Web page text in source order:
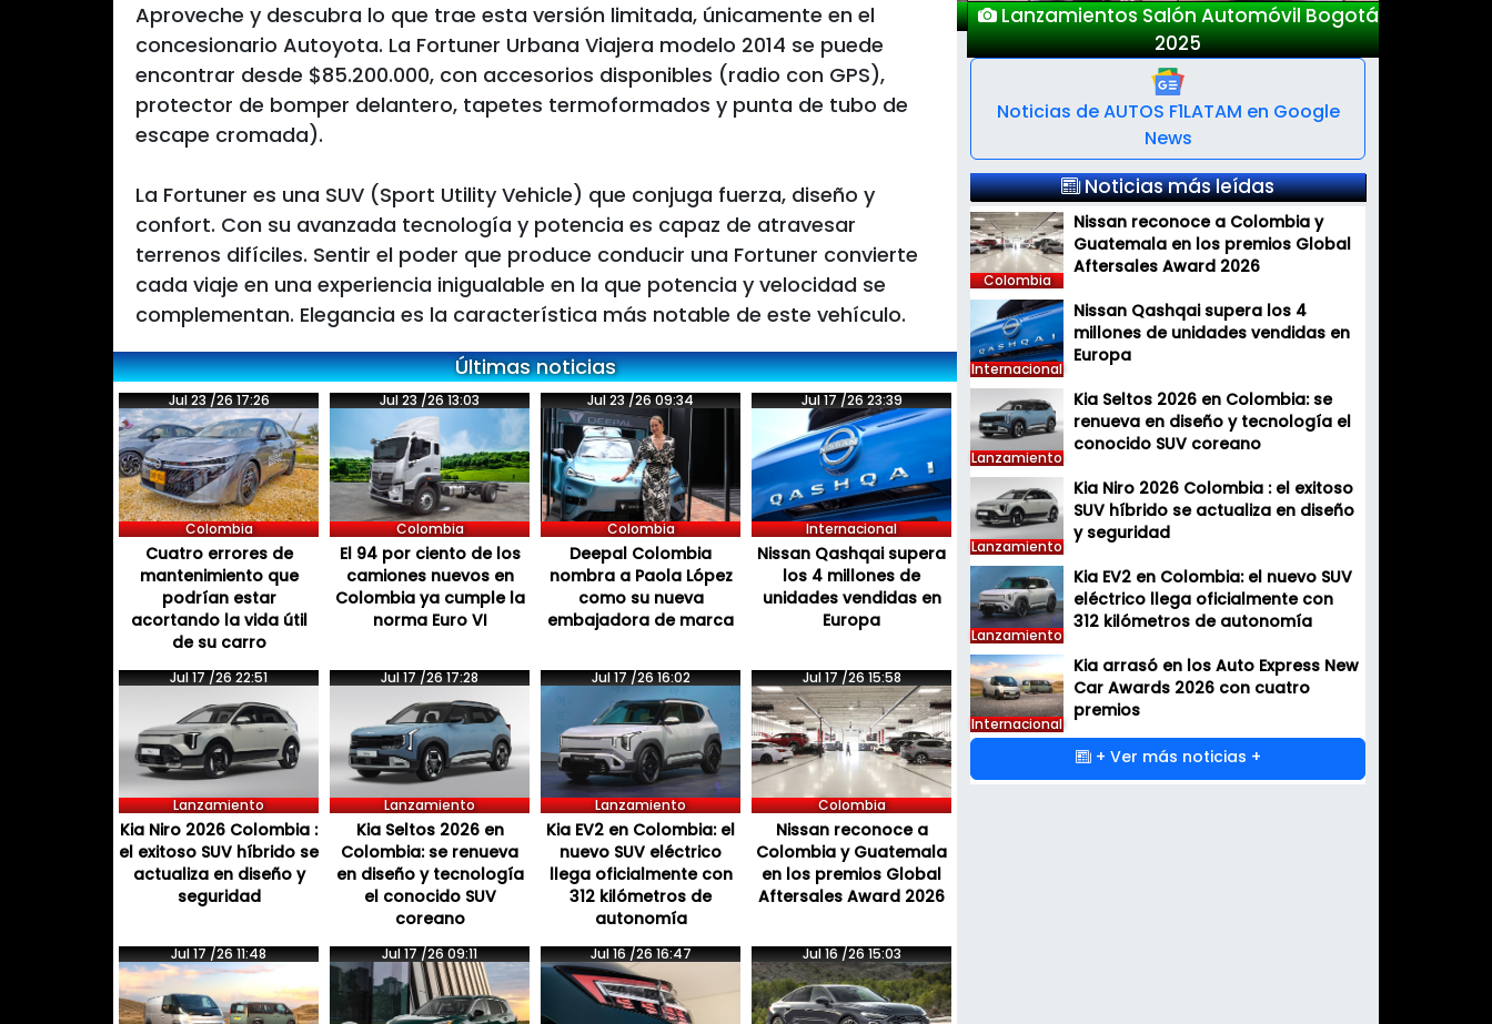
Aproveche y descubra lo que trae esta versión limitada, únicamente en el
concesionario Autoyota. La Fortuner Urbana Viajera modelo 2014 se puede
encontrar desde $85.200.000, con accesorios disponibles (radio con GPS),
protector de bomper delantero, tapetes termoformados y punta de tubo de
escape cromada).
La Fortuner es una SUV (Sport Utility Vehicle) que conjuga fuerza, diseño y
confort. Con su avanzada tecnología y potencia es capaz de atravesar
terrenos difíciles. Sentir el poder que produce conducir una Fortuner convierte
cada viaje en una experiencia inigualable en la que potencia y velocidad se
complementan. Elegancia es la característica más notable de este vehículo.
Últimas noticias
Jul 23 /26 17:26
Colombia
Cuatro errores de
mantenimiento que
podrían estar
acortando la vida útil
de su carro
Jul 23 /26 13:03
Colombia
El 94 por ciento de los
camiones nuevos en
Colombia ya cumple la
norma Euro VI
Jul 23 /26 09:34
Colombia
Deepal Colombia
nombra a Paola López
como su nueva
embajadora de marca
Jul 17 /26 23:39
Internacional
Nissan Qashqai supera
los 4 millones de
unidades vendidas en
Europa
Jul 17 /26 22:51
Lanzamiento
Kia Niro 2026 Colombia :
el exitoso SUV híbrido se
actualiza en diseño y
seguridad
Jul 17 /26 17:28
Lanzamiento
Kia Seltos 2026 en
Colombia: se renueva
en diseño y tecnología
el conocido SUV
coreano
Jul 17 /26 16:02
Lanzamiento
Kia EV2 en Colombia: el
nuevo SUV eléctrico
llega oficialmente con
312 kilómetros de
autonomía
Jul 17 /26 15:58
Colombia
Nissan reconoce a
Colombia y Guatemala
en los premios Global
Aftersales Award 2026
Jul 17 /26 11:48 Jul 17 /26 09:11 Jul 16 /26 16:47 Jul 16 /26 15:03
Lanzamientos Salón Automóvil Bogotá
2025
Noticias de AUTOS F1LATAM en Google
News
Noticias más leídas
Colombia
Nissan reconoce a Colombia y
Guatemala en los premios Global
Aftersales Award 2026
Internacional
Nissan Qashqai supera los 4
millones de unidades vendidas en
Europa
Lanzamiento
Kia Seltos 2026 en Colombia: se
renueva en diseño y tecnología el
conocido SUV coreano
Lanzamiento
Kia Niro 2026 Colombia : el exitoso
SUV híbrido se actualiza en diseño
y seguridad
Lanzamiento
Kia EV2 en Colombia: el nuevo SUV
eléctrico llega oficialmente con
312 kilómetros de autonomía
Internacional
Kia arrasó en los Auto Express New
Car Awards 2026 con cuatro
premios
+ Ver más noticias +